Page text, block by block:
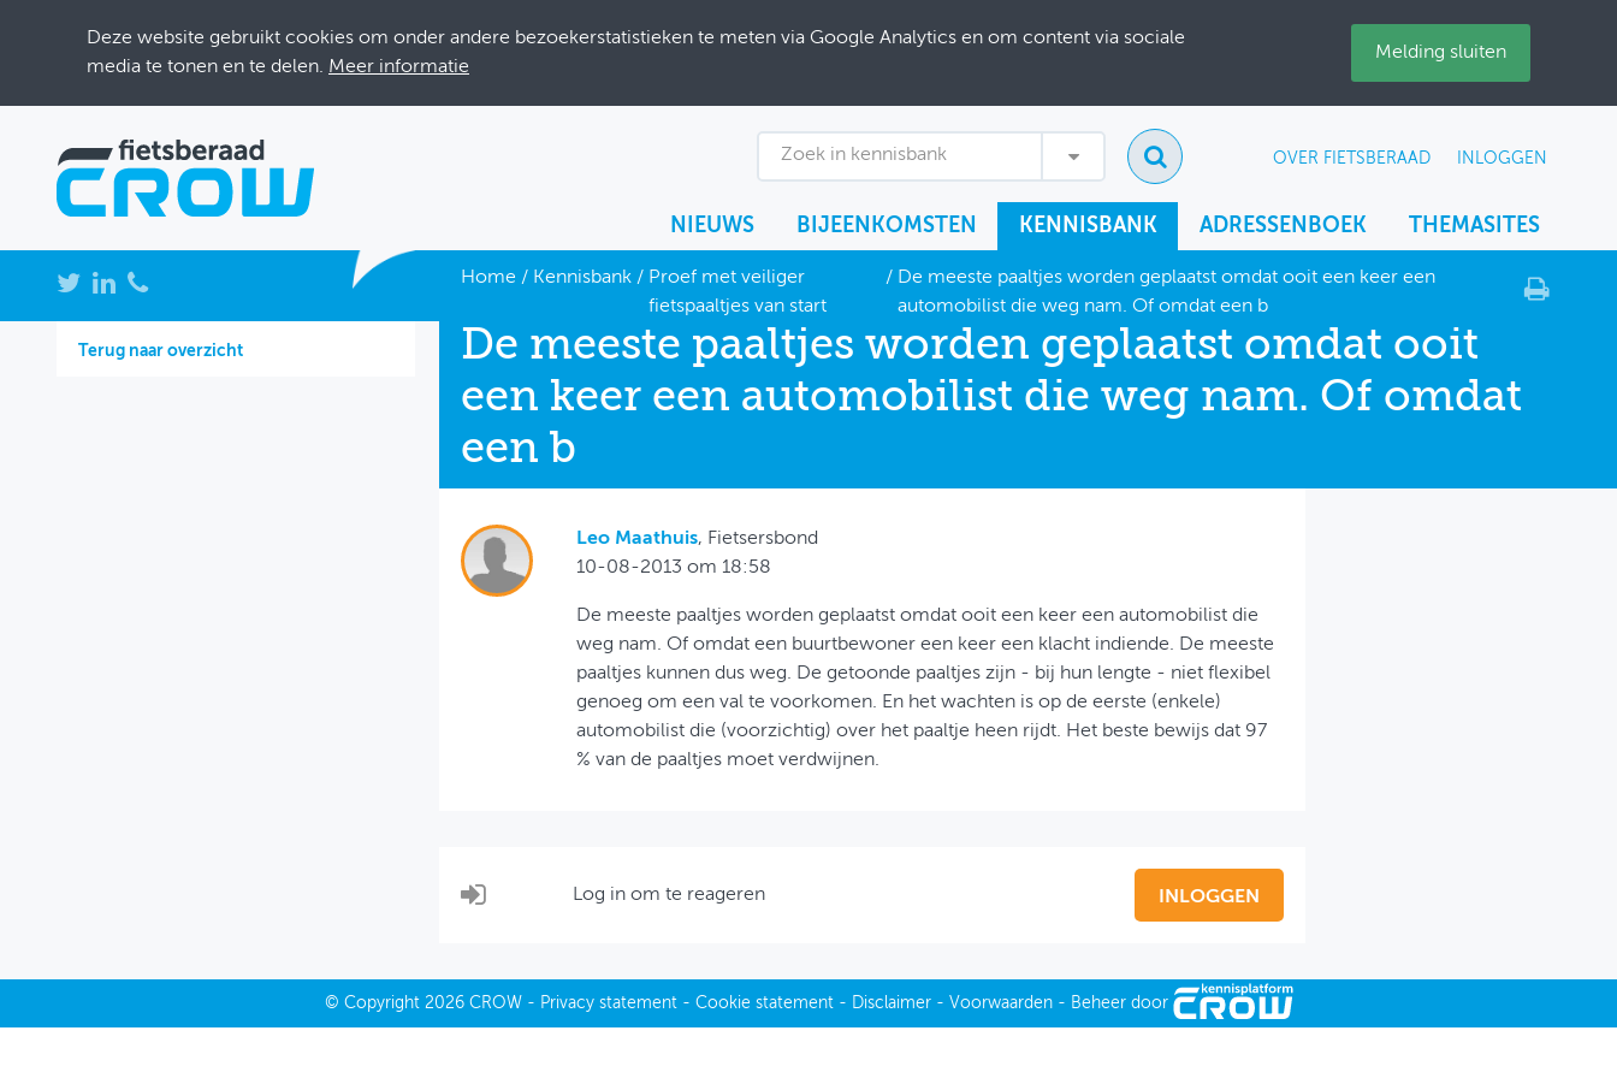
Deze website gebruikt cookies om onder andere bezoekerstatistieken te meten via Google Analytics en om content via sociale
media te tonen en te delen. Meer informatie
Melding sluiten
Zoek in kennisbank OVER FIETSBERAAD INLOGGEN
NIEUWS BIJEENKOMSTEN KENNISBANK ADRESSENBOEK THEMASITES
NIEUWS
BIJEENKOMSTEN
Home / Kennisbank/ Proef met veiliger
fietspaaltjes van start
/ De meeste paaltjes worden geplaatst omdat ooit een keer een
automobilist die weg nam. Of omdat een b
Terug naar overzicht
De meeste paaltjes worden geplaatst omdat ooit
een keer een automobilist die weg nam. Of omdat
een b
Leo Maathuis, Fietsersbond
10-08-2013 om 18:58
De meeste paaltjes worden geplaatst omdat ooit een keer een automobilist die
weg nam. Of omdat een buurtbewoner een keer een klacht indiende. De meeste
paaltjes kunnen dus weg. De getoonde paaltjes zijn - bij hun lengte - niet flexibel
genoeg om een val te voorkomen. En het wachten is op de eerste (enkele)
automobilist die (voorzichtig) over het paaltje heen rijdt. Het beste bewijs dat 97
% van de paaltjes moet verdwijnen.
Log in om te reageren INLOGGEN
© Copyright2026 CROW - Privacy statement- Cookie statement- Disclaimer- Voorwaarden - Beheer door